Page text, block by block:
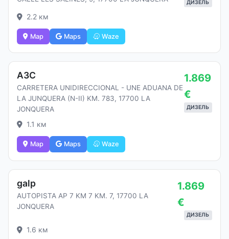
ДИЗЕЛЬ
2.2 км
Map Maps Waze
АЗС
CARRETERA UNIDIRECCIONAL - UNE ADUANA DE
LA JUNQUERA (N-II) KM. 783, 17700 LA
JONQUERA
1.869
€
ДИЗЕЛЬ
1.1 км
Map Maps Waze
galp
AUTOPISTA AP 7 KM 7 KM. 7, 17700 LA
JONQUERA
1.869
€
ДИЗЕЛЬ
1.6 км